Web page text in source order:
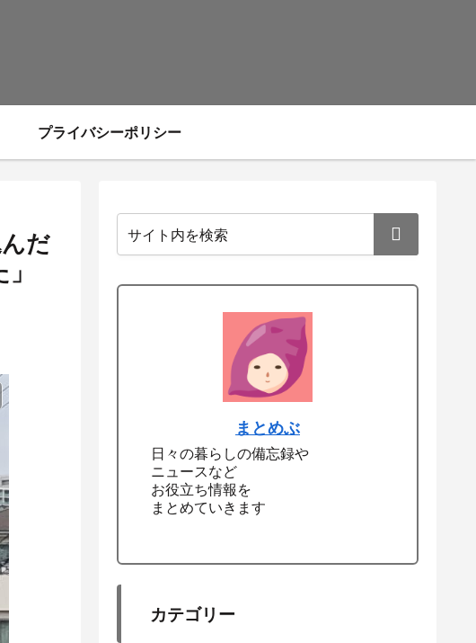
プライバシーポリシー
だ
まとめぶ
日々の暮らしの備忘録や
ニュースなど
お役立ち情報を
まとめていきます
カテゴリー